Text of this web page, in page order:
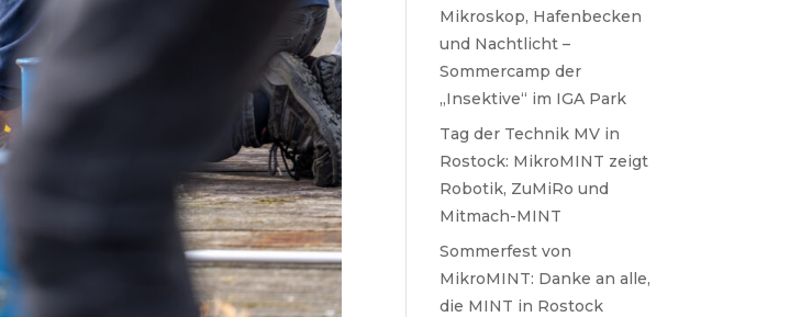
Mikroskop, Hafenbecken
und Nachtlicht –
Sommercamp der
„Insektive“ im IGA Park
Tag der Technik MV in
Rostock: MikroMINT zeigt
Robotik, ZuMiRo und
Mitmach-MINT
Sommerfest von
MikroMINT: Danke an alle,
die MINT in Rostock